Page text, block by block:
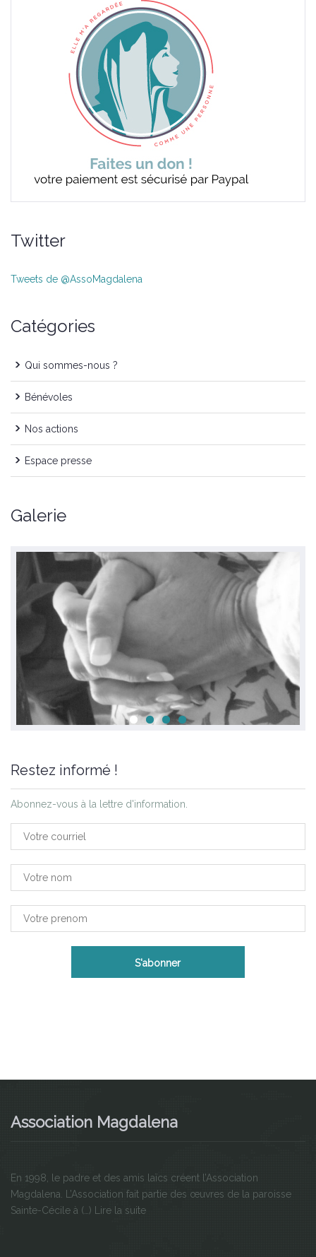
Twitter
Tweets de @AssoMagdalena
Catégories
Qui sommes-nous ?
Bénévoles
Nos actions
Espace presse
Galerie
Restez informé !
Abonnez-vous à la lettre d'information.
Association Magdalena
En 1998, le padre et des amis laïcs créent l’Association
Magdalena. L’Association fait partie des œuvres de la paroisse
Sainte-Cécile à (…) Lire la suite